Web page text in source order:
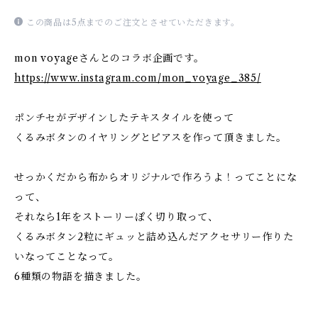
この商品は5点までのご注文とさせていただきます。
mon voyageさんとのコラボ企画です。
https://www.instagram.com/mon_voyage_385/
ポンチセがデザインしたテキスタイルを使って
くるみボタンのイヤリングとピアスを作って頂きました。
せっかくだから布からオリジナルで作ろうよ！ってことにな
って、
それなら1年をストーリーぽく切り取って、
くるみボタン2粒にギュッと詰め込んだアクセサリー作りた
いなってことなって。
6種類の物語を描きました。